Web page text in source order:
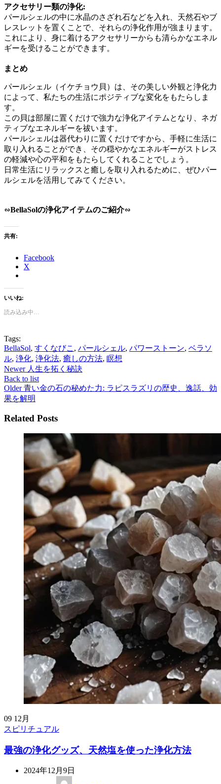
アクセサリー類の浄化:
パールシェルの中に水晶のさざれ石などを入れ、天然石やブ
レスレットを置くことで、それらの浄化作用が強まります。
これにより、身に着けるアクセサリーからも清らかなエネル
ギーを受けることができます。
まとめ
パールシェル（イケチョウ貝）は、その美しい外観と浄化力
によって、私たちの生活にポジティブな変化をもたらしま
す。
この貝は部屋に置くだけで強力な浄化アイテムとなり、ネガ
ティブなエネルギーを祓います。
パールシェルは器代わりに置くだけですから、手軽に生活に
取り入れることができ、その穏やかなエネルギーがストレス
の軽減や心の平和をもたらしてくれることでしょう。
日常生活にリラックスと癒しを取り入れるために、ぜひパー
ルシェルを活用してみてください。
∽BellaSolの浄化アイテムのご紹介∽
共有:
Facebook
X
いいね:
読み込み中…
Tags:
BellaSol, すくなびこ , パールシェル, パワーストーン, ベラソ
ル, 浄化, 浄化法, 癒しの方法, 瞑想
Newer 人生を拓く秘訣
Back to list
Older 青い金の石の秘めた力: ラピスラズリの歴史、逸話、効
果を解明
Related Posts
09 12月
スピリチュアル
最強の浄化グッズ、天然塩を使った浄化方法
2024年12月9日